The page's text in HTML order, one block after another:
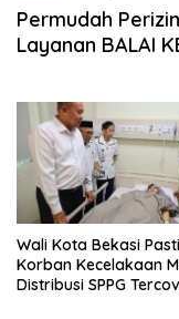
Permudah
Layanan BALAI
Wali Kota Bekasi
Korban Kecelakaan
Distribusi SPPG